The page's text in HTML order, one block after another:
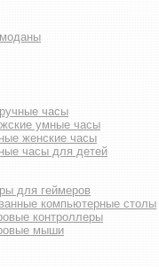
часы
умные часы
женские часы
часы для детей
для геймеров
компьютерные столы
контроллеры
мыши